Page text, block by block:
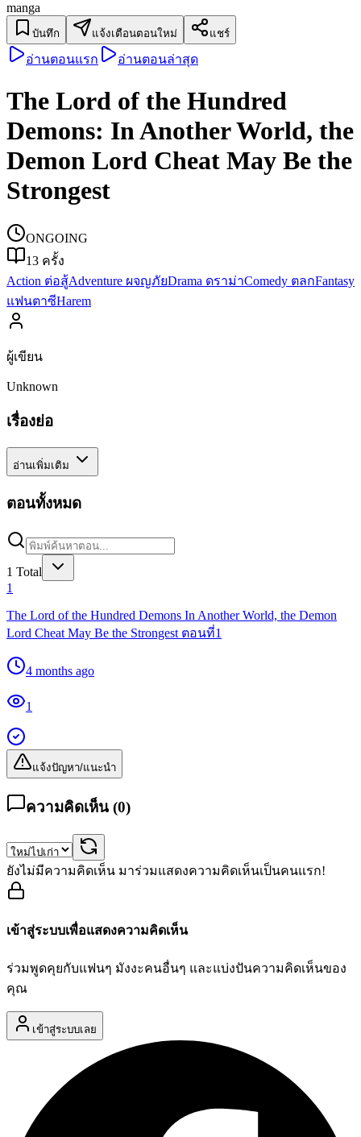
manga
บันทึก แจ้งเตือนตอนใหม่ แชร์
อ่านตอนแรก อ่านตอนล่าสุด
The Lord of the Hundred
Demons: In Another World, the
Demon Lord Cheat May Be the
Strongest
ONGOING
13 ครั้ง
Action ต่อสู้Adventure ผจญภัยDrama ดราม่าComedy ตลกFantasy
แฟนตาซีHarem
ผู้เขียน
Unknown
เรื่องย่อ
อ่านเพิ่มเติม
ตอนทั้งหมด
1 Total
1
The Lord of the Hundred Demons In Another World, the Demon
Lord Cheat May Be the Strongest ตอนที่1
4 months ago
1
แจ้งปัญหา/แนะนำ
ความคิดเห็น (0)
ยังไม่มีความคิดเห็น มาร่วมแสดงความคิดเห็นเป็นคนแรก!
เข้าสู่ระบบเพื่อแสดงความคิดเห็น
ร่วมพูดคุยกับแฟนๆ มังงะคนอื่นๆ และแบ่งปันความคิดเห็นของ
คุณ
เข้าสู่ระบบเลย